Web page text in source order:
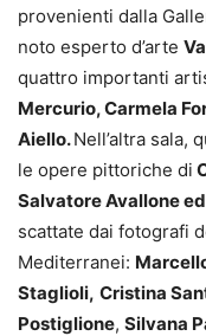
provenienti dalla
noto esperto d’arte
quattro importanti
Mercurio, Carmela
Aiello.Nell’altra sala,
le opere pittoriche di
Salvatore Avallone
scattate dai fotografi
Mediterranei:
Staglioli, Cristina
Postiglione, Silvana